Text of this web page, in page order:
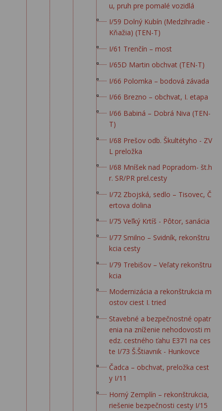
u, pruh pre pomalé vozidlá
I/59 Dolný Kubín (Medzihradie -
Kňažia) (TEN-T)
I/61 Trenčín – most
I/65D Martin obchvat (TEN-T)
I/66 Polomka – bodová závada
I/66 Brezno – obchvat, I. etapa
I/66 Babiná – Dobrá Niva (TEN-
T)
I/68 Prešov odb. Škultétyho - ZV
L preložka
I/68 Mníšek nad Popradom- št.h
r. SR/PR prel.cesty
I/72 Zbojská, sedlo – Tisovec, Č
ertova dolina
I/75 Veľký Krtíš - Pôtor, sanácia
I/77 Smilno – Svidník, rekonštru
kcia cesty
I/79 Trebišov – Veľaty rekonštru
kcia
Modernizácia a rekonštrukcia m
ostov ciest I. tried
Stavebné a bezpečnostné opatr
enia na zníženie nehodovosti m
edz. cestného ťahu E371 na ces
te I/73 Š.Štiavnik - Hunkovce
Čadca – obchvat, preložka cest
y I/11
Horný Zemplín – rekonštrukcia,
riešenie bezpečnosti cesty I/15